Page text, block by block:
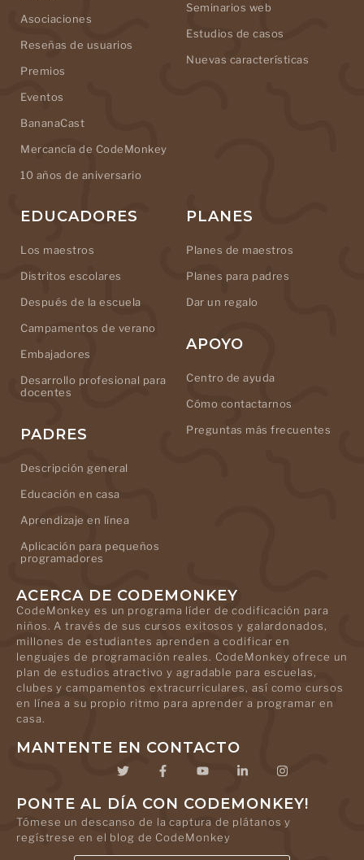
Asociaciones
Reseñas de usuarios
Premios
Eventos
BananaCast
Mercancía de CodeMonkey
10 años de aniversario
Seminarios web
Estudios de casos
Nuevas características
EDUCADORES
Los maestros
Distritos escolares
Después de la escuela
Campamentos de verano
Embajadores
Desarrollo profesional para
docentes
PADRES
Descripción general
Educación en casa
Aprendizaje en línea
Aplicación para pequeños
programadores
PLANES
Planes de maestros
Planes para padres
Dar un regalo
APOYO
Centro de ayuda
Cómo contactarnos
Preguntas más frecuentes
ACERCA DE CODEMONKEY
CodeMonkey es un programa líder de codificación para
niños. A través de sus cursos exitosos y galardonados,
millones de estudiantes aprenden a codificar en
lenguajes de programación reales. CodeMonkey ofrece un
plan de estudios atractivo y agradable para escuelas,
clubes y campamentos extracurriculares, así como cursos
en línea a su propio ritmo para aprender a programar en
casa.
MANTENTE EN CONTACTO
PONTE AL DÍA CON CODEMONKEY!
Tómese un descanso de la captura de plátanos y
regístrese en el blog de CodeMonkey